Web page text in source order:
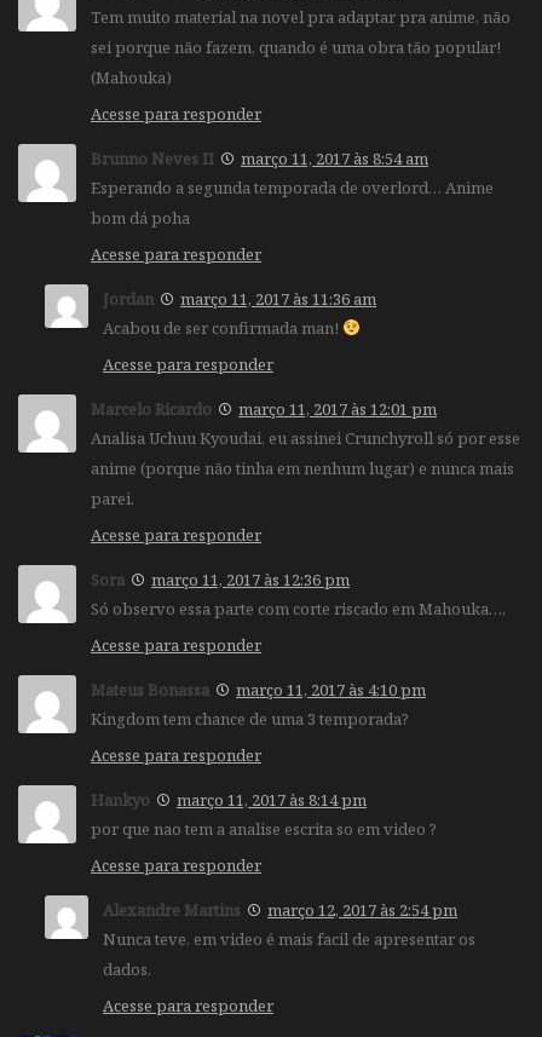
Tem muito material na novel pra adaptar pra anime, não
sei porque não fazem, quando é uma obra tão popular!
(Mahouka)
Acesse para responder
Brunno Neves II
março 11, 2017 às 8:54 am
Esperando a segunda temporada de overlord… Anime
bom dá poha
Acesse para responder
Jordan
março 11, 2017 às 11:36 am
Acabou de ser confirmada man!
Acesse para responder
Marcelo Ricardo
março 11, 2017 às 12:01 pm
Analisa Uchuu Kyoudai, eu assinei Crunchyroll só por esse
anime (porque não tinha em nenhum lugar) e nunca mais
parei.
Acesse para responder
Sora
março 11, 2017 às 12:36 pm
Só observo essa parte com corte riscado em Mahouka….
Acesse para responder
Mateus Bonassa
março 11, 2017 às 4:10 pm
Kingdom tem chance de uma 3 temporada?
Acesse para responder
Hankyo
março 11, 2017 às 8:14 pm
por que nao tem a analise escrita so em video ?
Acesse para responder
Alexandre Martins
março 12, 2017 às 2:54 pm
Nunca teve, em video é mais facil de apresentar os
dados.
Acesse para responder